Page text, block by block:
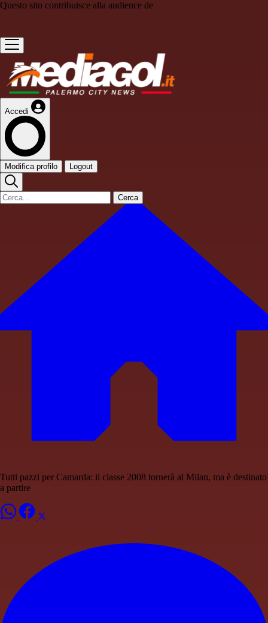
Questo sito contribuisce alla audience de
Accedi
Modifica profilo Logout
Cerca
Tutti pazzi per Camarda: il classe 2008 tornerà al Milan, ma è destinato
a partire